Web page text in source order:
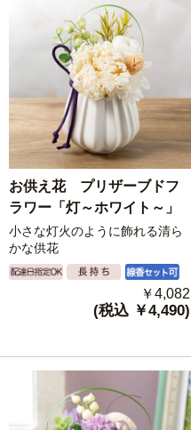
お供え花 プリザーブドフ
ラワー「灯～ホワイト～」
小さな灯火のように飾れる清ら
かな供花
￥4,082
(税込 ￥4,490)